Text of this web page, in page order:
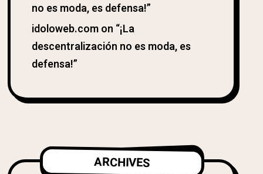
no es moda, es defensa!”
idoloweb.comon “¡La
descentralización no es moda, es
defensa!”
ARCHIVES